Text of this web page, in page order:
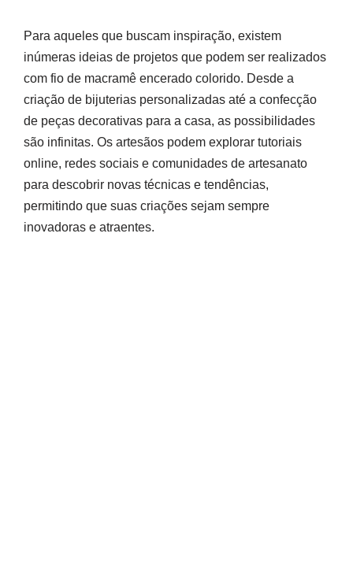
Para aqueles que buscam inspiração, existem
inúmeras ideias de projetos que podem ser realizados
com fio de macramê encerado colorido. Desde a
criação de bijuterias personalizadas até a confecção
de peças decorativas para a casa, as possibilidades
são infinitas. Os artesãos podem explorar tutoriais
online, redes sociais e comunidades de artesanato
para descobrir novas técnicas e tendências,
permitindo que suas criações sejam sempre
inovadoras e atraentes.